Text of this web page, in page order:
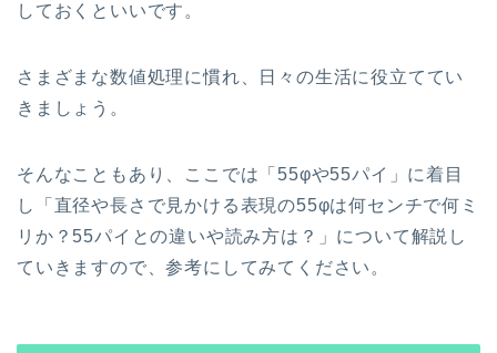
しておくといいです。
さまざまな数値処理に慣れ、日々の生活に役立ててい
きましょう。
そんなこともあり、ここでは「55φや55パイ」に着目
し「直径や長さで見かける表現の55φは何センチで何ミ
リか？55パイとの違いや読み方は？」について解説し
ていきますので、参考にしてみてください。